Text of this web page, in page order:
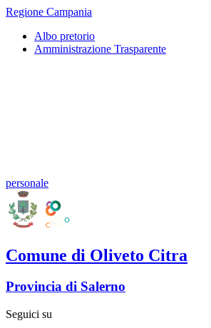
Regione Campania
Albo pretorio
Amministrazione Trasparente
personale
Comune di Oliveto Citra
Provincia di Salerno
Seguici su